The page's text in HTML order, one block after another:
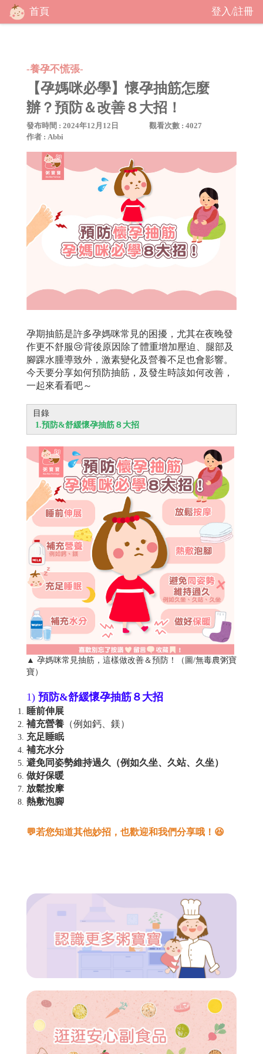
首頁 登入/註冊
-養孕不慌張-
【孕媽咪必學】懷孕抽筋怎麼
辦？預防＆改善８大招！
發布時間 : 2024年12月12日
觀看次數 : 4027
作者 : Abbi
孕期抽筋是許多孕媽咪常見的困擾，尤其在夜晚發
作更不舒服😢背後原因除了體重增加壓迫、腿部及
腳踝水腫導致外，激素變化及營養不足也會影響。
今天要分享如何預防抽筋，及發生時該如何改善，
一起來看看吧～
目錄
1.預防&舒緩懷孕抽筋８大招
▲ 孕媽咪常見抽筋，這樣做改善＆預防！（圖/無毒農粥寶
寶）
1) 預防&舒緩懷孕抽筋８大招
睡前伸展
補充營養 （例如鈣、鎂）
充足睡眠
補充水分
避免同姿勢維持過久（例如久坐、久站、久坐）
做好保暖
放鬆按摩
熱敷泡腳
💬若您知道其他妙招，也歡迎和我們分享哦！😆